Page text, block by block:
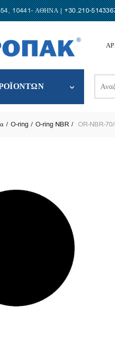
10441- ΑΘΗΝΑ |+30.210-
for:
O-ring O-ring NBR OR-NBR-